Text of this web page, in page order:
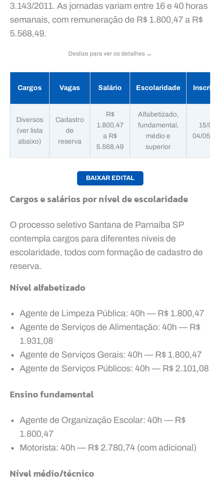
3.143/2011. As jornadas variam entre 16 e 40 horas
semanais, com remuneração de R$ 1.800,47 a R$
5.568,49.
Deslize para ver os detalhes ↔️
Cargos Vagas Salário Escolaridade
Diversos
(ver lista
abaixo)
Cadastro
de
reserva
R$
1.800,47
a R$
5.568,49
Alfabetizado,
fundamental,
médio e
superior
15/04
04/05/
BAIXAR EDITAL
Cargos e salários por nível de escolaridade
O processo seletivo Santana de Parnaíba SP
contempla cargos para diferentes níveis de
escolaridade, todos com formação de cadastro de
reserva.
Nível alfabetizado
Agente de Limpeza Pública: 40h — R$ 1.800,47
Agente de Serviços de Alimentação: 40h — R$
1.931,08
Agente de Serviços Gerais: 40h — R$ 1.800,47
Agente de Serviços Públicos: 40h — R$ 2.101,08
Ensino fundamental
Agente de Organização Escolar: 40h — R$
1.800,47
Motorista: 40h — R$ 2.780,74 (com adicional)
Nível médio/técnico